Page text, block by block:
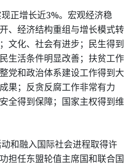
正增长近3%。宏观经济稳
、经济结构重组与增长模式转
文化、社会有进步；民生得到
生活条件明显改善；扶贫工作
党和政治体系建设工作得到大
果；反贪反腐工作非常有力
全得到保障；国家主权得到维
和融入国际社会进程取得许
担任东盟轮值主席国和联合国